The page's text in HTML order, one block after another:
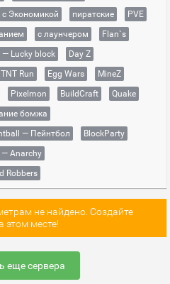
с Экономикой пиратские
PVE
с лаунчером
Flan`s
Lucky block
Day Z
Run Egg Wars
MineZ
Pixelmon BuildCraft
Quake
бомжа
— Пейнтбол
BlockParty
Anarchy
Robbers
не найдено. Создайте
этом месте!
еще сервера